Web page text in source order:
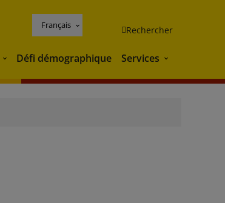
Français Rechercher
Environnement
Défi démographique Services Services